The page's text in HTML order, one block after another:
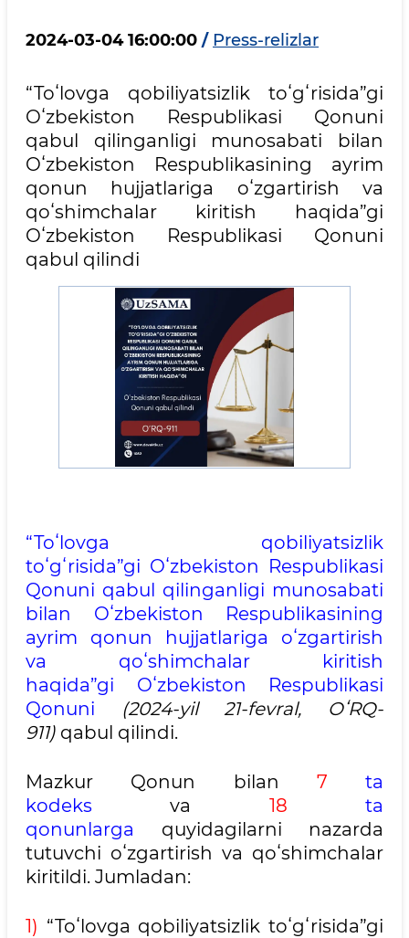
2024-03-04 16:00:00 / Press-relizlar
“Toʻlovga qobiliyatsizlik toʻgʻrisida”gi
Oʻzbekiston Respublikasi Qonuni
qabul qilinganligi munosabati bilan
Oʻzbekiston Respublikasining ayrim
qonun hujjatlariga oʻzgartirish va
qoʻshimchalar kiritish haqida”gi
Oʻzbekiston Respublikasi Qonuni
qabul qilindi
“Toʻlovga qobiliyatsizlik
toʻgʻrisida”gi Oʻzbekiston Respublikasi
Qonuni qabul qilinganligi munosabati
bilan Oʻzbekiston Respublikasining
ayrim qonun hujjatlariga oʻzgartirish
va qoʻshimchalar kiritish
haqida”gi
Oʻzbekiston Respublikasi
Qonuni (2024-yil 21-fevral, OʻRQ-
911) qabul qilindi.
Mazkur Qonun bilan 7
ta
kodeks va 18 ta
qonunlarga quyidagilarni nazarda
tutuvchi oʻzgartirish va qoʻshimchalar
kiritildi. Jumladan:
1) “Toʻlovga qobiliyatsizlik toʻgʻrisida”gi